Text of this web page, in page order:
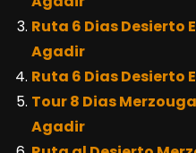
Ruta 6 Dias Desierto
Agadir
Ruta 6 Dias Desierto
Tour 8 Dias
Agadir